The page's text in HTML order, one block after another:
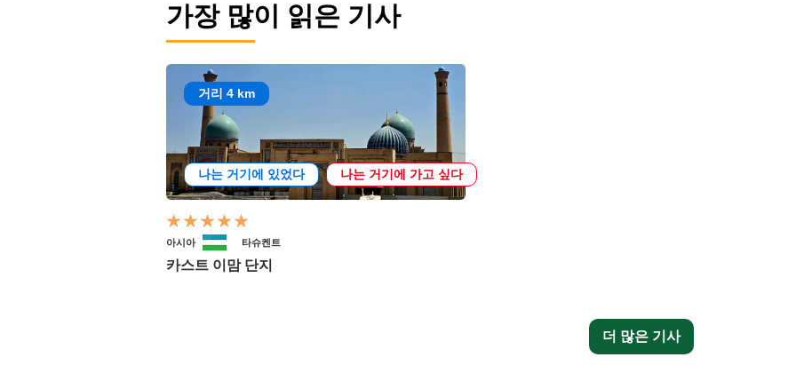
가장 많이 읽은 기사
거리 4 km
나는 거기에 있었다 나는 거기에 가고 싶다
아시아 타슈켄트
카스트 이맘 단지
더 많은 기사